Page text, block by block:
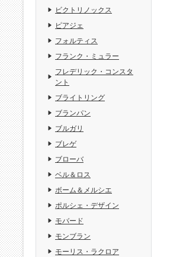
ビクトリノックス
ピアジェ
フォルティス
フランク・ミュラー
フレデリック・コンスタ
ント
ブライトリング
ブランパン
ブルガリ
ブレゲ
ブローバ
ベル＆ロス
ボーム＆メルシエ
ポルシェ・デザイン
モバード
モンブラン
モーリス・ラクロア